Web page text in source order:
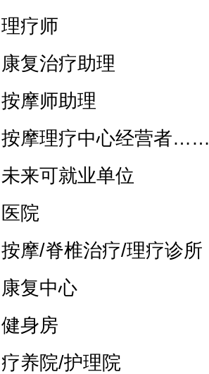
理疗师
康复治疗助理
按摩师助理
按摩理疗中心经营者……
未来可就业单位
医院
按摩/脊椎治疗/理疗诊所
康复中心
健身房
疗养院/护理院